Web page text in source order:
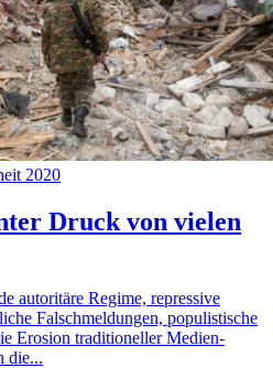
2020
Druck von vielen
autoritäre Regime, repressive
Falschmeldungen, populistische
Erosion traditioneller Medien-
die...